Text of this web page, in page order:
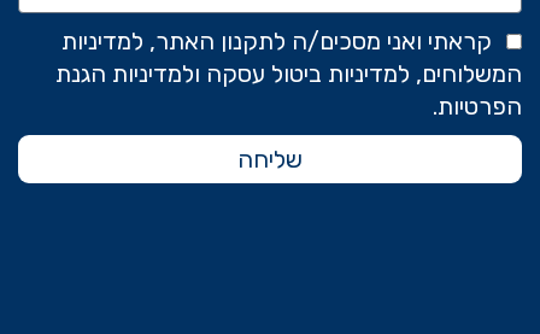
קראתי ואני מסכים/ה לתקנון האתר, למדיניות
המשלוחים, למדיניות ביטול עסקה ולמדיניות הגנת
הפרטיות.
שליחה